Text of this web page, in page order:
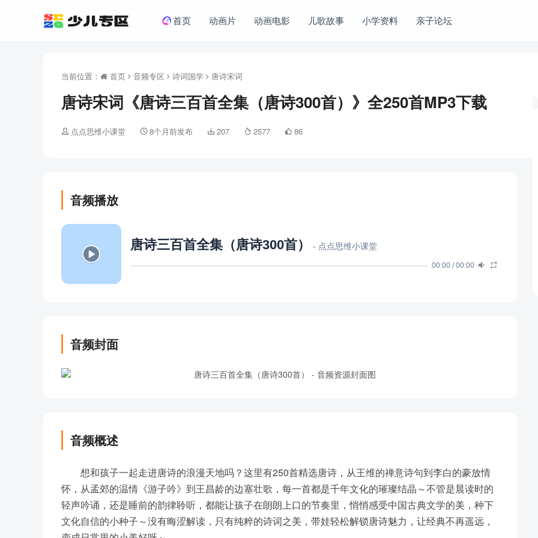
首页 动画片 动画电影 儿歌故事 小学资料 亲子论坛
当前位置： 首页 音频专区 诗词国学 唐诗宋词
唐诗宋词《唐诗三百首全集（唐诗300首）》全250首MP3下载
点点思维小课堂 8个月前发布 207 2577 86
音频播放
唐诗三百首全集（唐诗300首） - 点点思维小课堂
00:00 /00:00
音频封面
音频概述
想和孩子一起走进唐诗的浪漫天地吗？这里有250首精选唐诗，从王维的禅意诗句到李白的豪放情
怀，从孟郊的温情《游子吟》到王昌龄的边塞壮歌，每一首都是千年文化的璀璨结晶～不管是晨读时的
轻声吟诵，还是睡前的韵律聆听，都能让孩子在朗朗上口的节奏里，悄悄感受中国古典文学的美，种下
文化自信的小种子～没有晦涩解读，只有纯粹的诗词之美，带娃轻松解锁唐诗魅力，让经典不再遥远，